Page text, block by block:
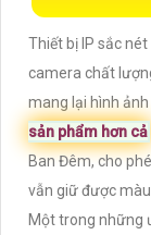
Thiết bị IP sắc nét
camera chất
mang lại hình
sản phẩm hơn cả
Ban Đêm, cho
vẫn giữ được
Một trong những